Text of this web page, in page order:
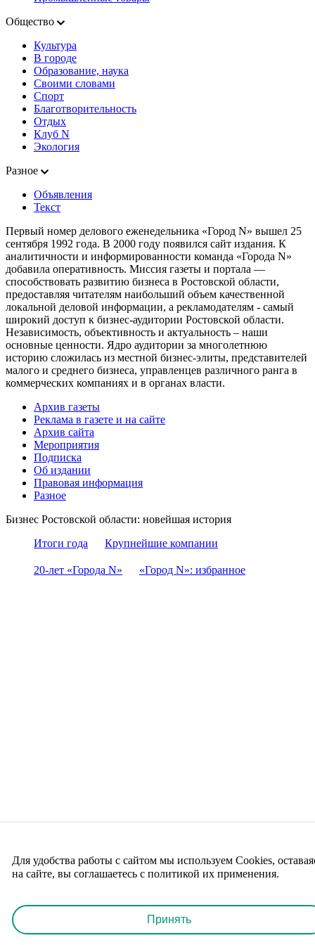
Общество
Культура
В городе
Образование, наука
Своими словами
Спорт
Благотворительность
Отдых
Клуб N
Экология
Разное
Объявления
Текст
Первый номер делового еженедельника «Город N» вышел 25
сентября 1992 года. В 2000 году появился сайт издания. К
аналитичности и информированности команда «Города N»
добавила оперативность. Миссия газеты и портала —
способствовать развитию бизнеса в Ростовской области,
предоставляя читателям наибольший объем качественной
локальной деловой информации, а рекламодателям - самый
широкий доступ к бизнес-аудитории Ростовской области.
Независимость, объективность и актуальность – наши
основные ценности. Ядро аудитории за многолетнюю
историю сложилась из местной бизнес-элиты, представителей
малого и среднего бизнеса, управленцев различного ранга в
коммерческих компаниях и в органах власти.
Архив газеты
Реклама в газете и на сайте
Архив сайта
Мероприятия
Подписка
Об издании
Правовая информация
Разное
Бизнес Ростовской области: новейшая история
Итоги года
Крупнейшие компании
20-лет «Города N» «Город N»: избранное
Для удобства работы с сайтом мы используем Cookies,
на сайте, вы соглашаетесь с политикой их применения.
Принять